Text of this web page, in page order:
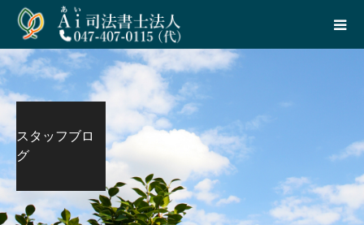
スタッフブロ
グ